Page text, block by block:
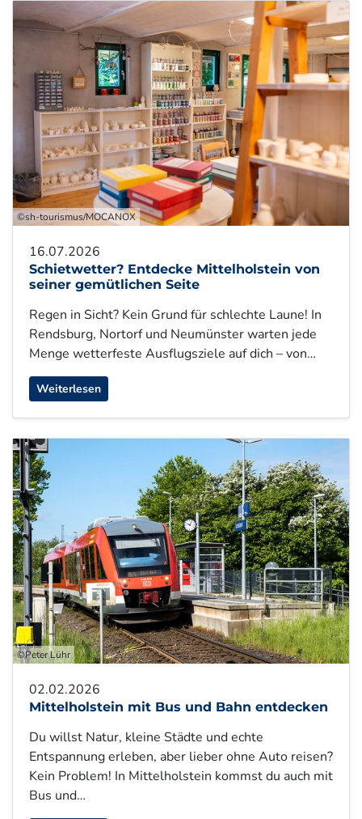
©sh-tourismus/MOCANOX
16.07.2026
Schietwetter? Entdecke Mittelholstein von
seiner gemütlichen Seite
Regen in Sicht? Kein Grund für schlechte Laune! In
Rendsburg, Nortorf und Neumünster warten jede
Menge wetterfeste Ausflugsziele auf dich – von…
Weiterlesen
©Peter Lühr
02.02.2026
Mittelholstein mit Bus und Bahn entdecken
Du willst Natur, kleine Städte und echte
Entspannung erleben, aber lieber ohne Auto reisen?
Kein Problem! In Mittelholstein kommst du auch mit
Bus und…